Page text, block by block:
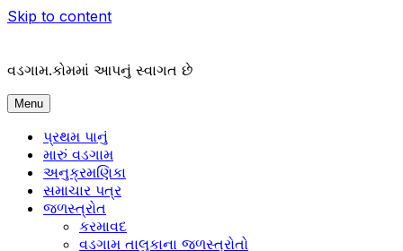
Skip to content
વડગામ.કોમમાં આપનું સ્વાગત છે
Menu
પ્રથમ પાનું
મારું વડગામ
અનુક્રમણિકા
સમાચાર પત્ર
જળસ્ત્રોત
કરમાવદ
વડગામ તાલુકાના જળસ્ત્રોતો